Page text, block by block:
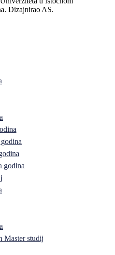
Dizajnirao AS.
godina
Master studij